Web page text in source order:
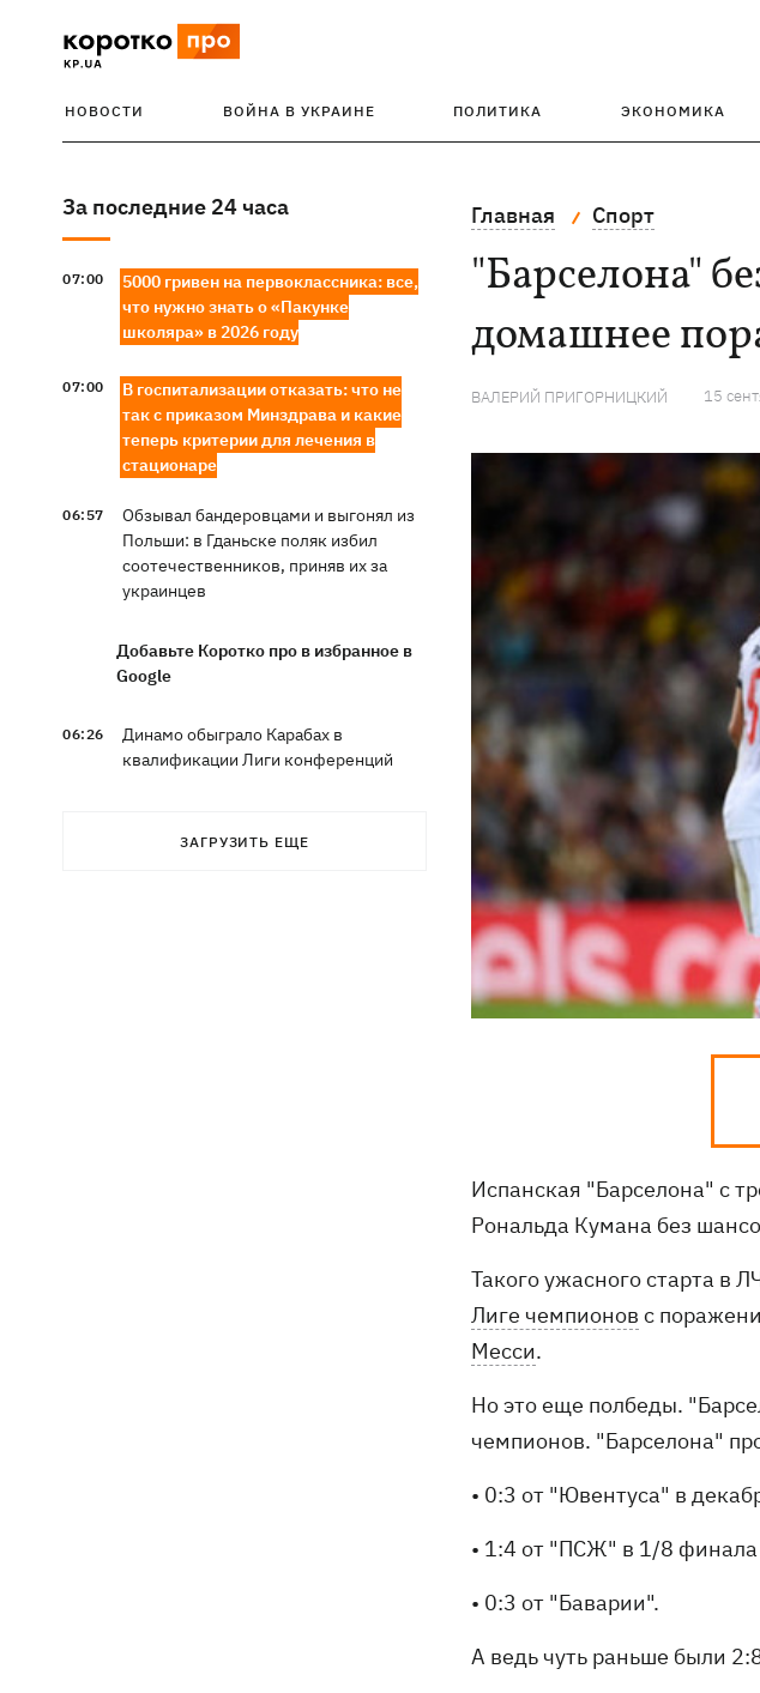
НОВОСТИ ВОЙНА В УКРАИНЕ ПОЛИТИКА ЭКОНОМИКА
За последние 24 часа
07:00
5000 гривен на первоклассника: все,
что нужно знать о «Пакунке
школяра» в 2026 году
07:00
В госпитализации отказать: что не
так с приказом Минздрава и какие
теперь критерии для лечения в
стационаре
06:57
Обзывал бандеровцами и выгонял из
Польши: в Гданьске поляк избил
соотечественников, приняв их за
украинцев
Добавьте Коротко про в избранное в
Google
06:26
Динамо обыграло Карабах в
квалификации Лиги конференций
что сегодня нельзя делать, традиции и
ЗАГРУЗИТЬ ЕЩЕ
Главная Спорт
"Барселона"
домашнее
ВАЛЕРИЙ ПРИГОРНИЦКИЙ 15
Испанская "Барселона" с
Рональда Кумана без
Такого ужасного старта в
Лиге чемпионов с
Месси.
Но это еще полбеды.
чемпионов. "Барселона"
• 0:3 от "Ювентуса" в
• 1:4 от "ПСЖ" в 1/8
• 0:3 от "Баварии".
А ведь чуть раньше были